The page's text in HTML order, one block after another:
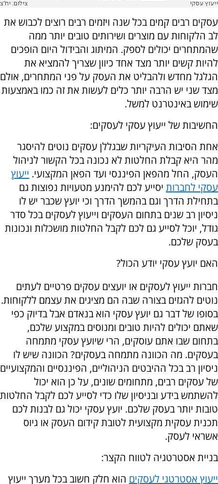
ייעוץ עסקי צילום: יח"צ
עסקים רבים קמים בכל שנה ויזמים רבים רוצים לכבוש את
לב הלקוחות עם מוצרים ושירותים טובים יותר ממה
שהמתחרים יכולים לספק. המיתוג והבידול היום הופכים
להיות קשים יותר מצד אחד כיוון שצריך להמציא את
הגלגל מחדש ולהבליט את העסק על פני המתחרים, אולם
מצד שני יש הרבה יותר כלים לעשות את זה כמו באמצעות
שימוש באינטרנט למשל.
החשיבות של ייעוץ עסקי לעסקים:
אחת הסיבות העיקריות שבגללן עסקים נוטים להיסגר
מהר היא קבלת החלטות לא נכונה בכל הקשור לניהול
העסק, החל מהפאן הפיננסי ועד הפאן המקצועי. ייעוץ
עסקי לחברות יסייע לכם להימנע מטעויות נפוצות גם
בתחילת הדרך וגם בהמשך הדרך וכי יועץ שכבר יש לו
ניסיון רב שנים בתחום העסקים וייעוץ לעסקים בכל סדר
גודל, יוכל לסייע גם לכם לקבל החלטות מושכלות ונכונות
בעסק שלכם.
האם יועץ עסקי יודע הכול?
חברות ייעוץ לעסקים או יועצים עסקים פרטיים לעתים
נוטים להגזים בצורה שבה הם מציגים את עצמם ללקוחות.
בסופו של דבר גם יועץ עסקי הוא בנאדם אבל בדיוק כפי
שאתם יכולים להיות טובים ומנוסים במקצוע שלכם,
בתחום שבו אתם עוסקים, הרי שיועץ עסקי מתמחה
בעסקים. מה הכוונה מתמחה בעסקים? הכוונה שיש לו
ניסיון רב בכל ההיבטים הניהוליים, הפיננסיים והמקצועיים
של עסקים רבים, מתחומים שונים, על כן הוא יכול
להשתמש בידע ובניסיון שלו כדי לסייע לכם לקבל החלטות
טובות יותר בעסק שלכם. יועץ עסקי יכול גם לבנות לכם
תכנית עסקית מקצועית לטובת קידום העסק או גיוס
אשראי לעסק.
בניית אסטרטגיה לטווח הקצר:
ייעוץ אסטרטגי לעסקים הוא חלק חשוב בכל מערך ייעוץ